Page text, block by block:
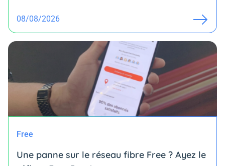
08/08/2026
Free
Une panne sur le réseau fibre Free ? Ayez le